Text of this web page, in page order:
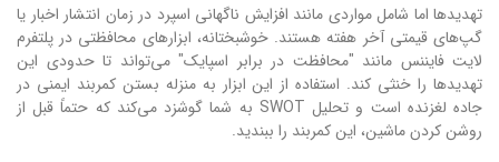
تهدیدها اما شامل مواردی مانند افزایش ناگهانی اسپرد در زمان انتشار اخبار یا
گپ‌های قیمتی آخر هفته هستند. خوشبختانه، ابزارهای محافظتی در پلتفرم
لایت فایننس مانند "محافظت در برابر اسپایک" می‌تواند تا حدودی این
تهدیدها را خنثی کند. استفاده از این ابزار به منزله بستن کمربند ایمنی در
جاده لغزنده است و تحلیل SWOT به شما گوشزد می‌کند که حتماً قبل از
روشن کردن ماشین، این کمربند را ببندید.